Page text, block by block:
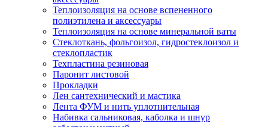
Теплоизоляция на основе вспененного
полиэтилена и аксессуары
Теплоизоляция на основе минеральной ваты
Стеклоткань, фольгоизол, гидростеклоизол и
стеклопластик
Техпластина резиновая
Паронит листовой
Прокладки
Лен сантехнический и мастика
Лента ФУМ и нить уплотнительная
Набивка сальниковая, каболка и шнур